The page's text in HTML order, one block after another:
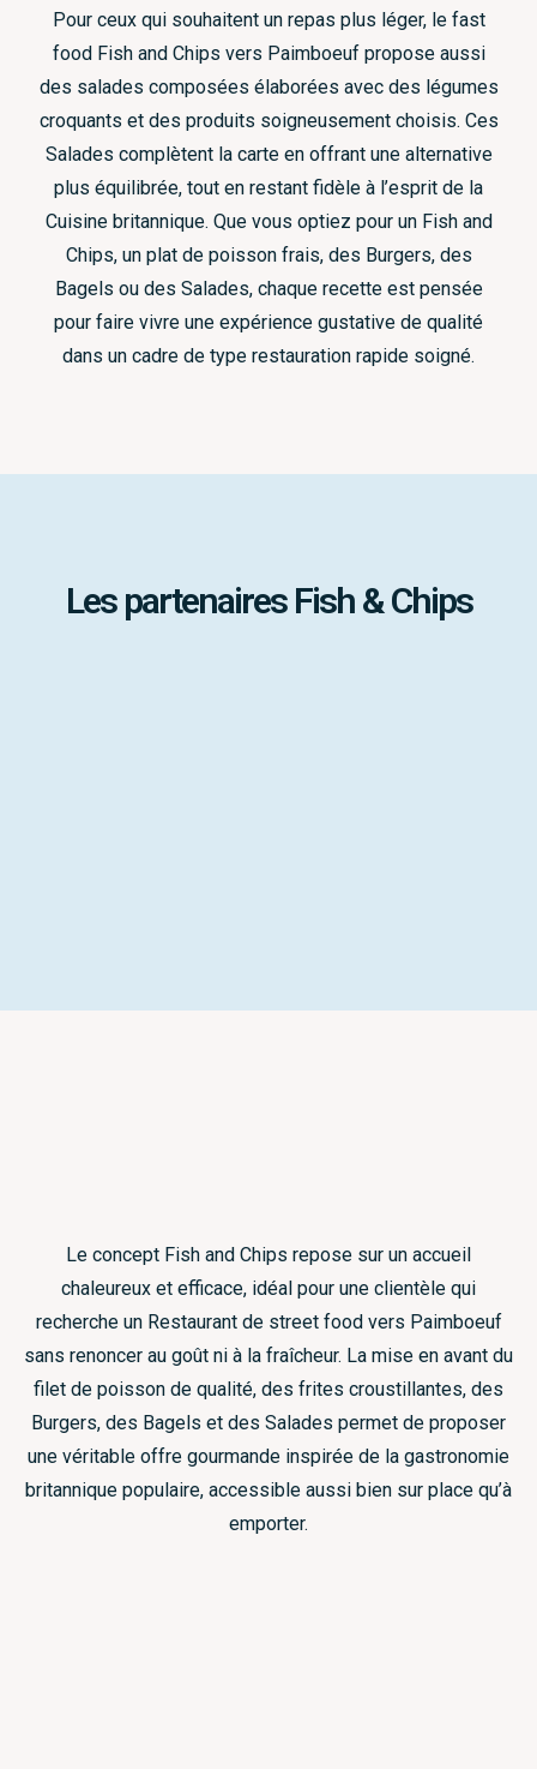
Pour ceux qui souhaitent un repas plus léger, le fast
food Fish and Chips vers Paimboeuf propose aussi
des salades composées élaborées avec des légumes
croquants et des produits soigneusement choisis. Ces
Salades complètent la carte en offrant une alternative
plus équilibrée, tout en restant fidèle à l’esprit de la
Cuisine britannique. Que vous optiez pour un Fish and
Chips, un plat de poisson frais, des Burgers, des
Bagels ou des Salades, chaque recette est pensée
pour faire vivre une expérience gustative de qualité
dans un cadre de type restauration rapide soigné.
Les partenaires Fish & Chips
Le concept Fish and Chips repose sur un accueil
chaleureux et efficace, idéal pour une clientèle qui
recherche un Restaurant de street food vers Paimboeuf
sans renoncer au goût ni à la fraîcheur. La mise en avant du
filet de poisson de qualité, des frites croustillantes, des
Burgers, des Bagels et des Salades permet de proposer
une véritable offre gourmande inspirée de la gastronomie
britannique populaire, accessible aussi bien sur place qu’à
emporter.